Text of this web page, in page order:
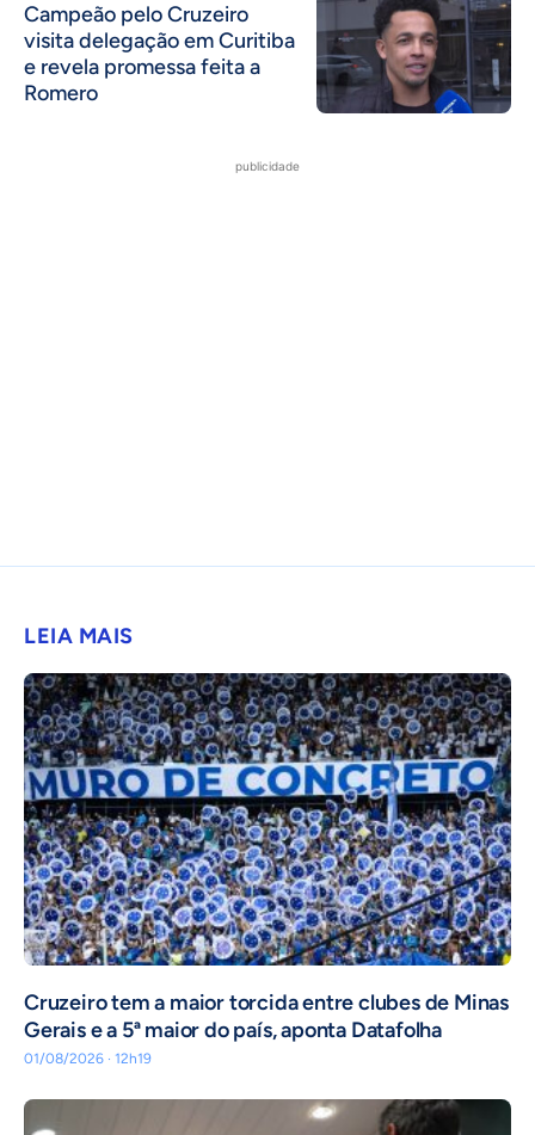
Campeão pelo Cruzeiro
visita delegação em Curitiba
e revela promessa feita a
Romero
publicidade
LEIA MAIS
Cruzeiro tem a maior torcida entre clubes de Minas
Gerais e a 5ª maior do país, aponta Datafolha
01/08/2026 · 12h19